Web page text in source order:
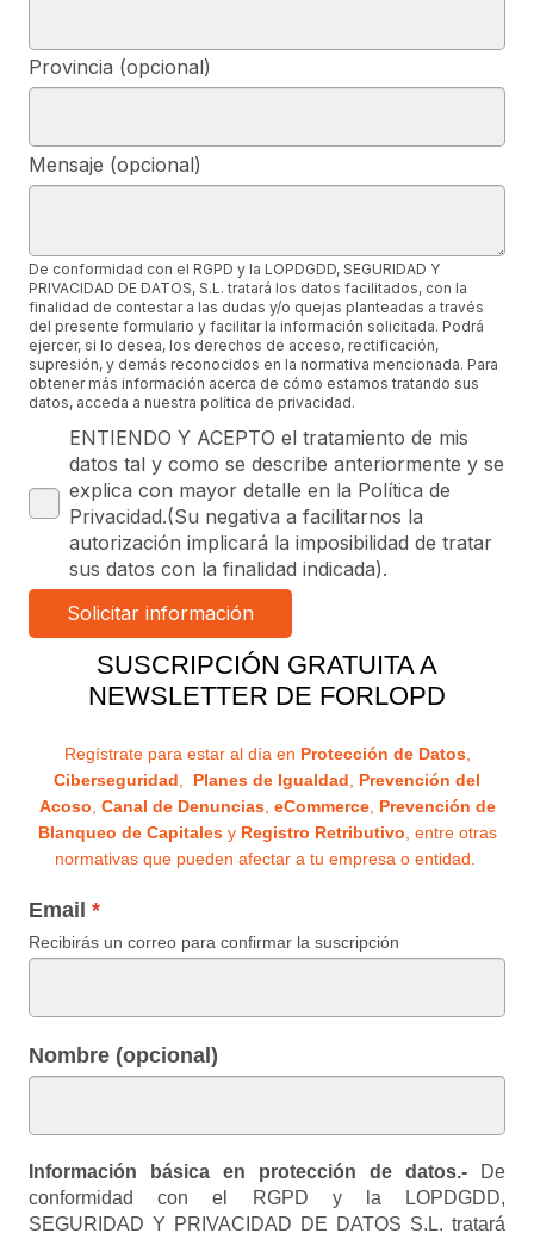
Provincia (opcional)
Mensaje (opcional)
De conformidad con el RGPD y la LOPDGDD, SEGURIDAD Y
PRIVACIDAD DE DATOS, S.L. tratará los datos facilitados, con la
finalidad de contestar a las dudas y/o quejas planteadas a través
del presente formulario y facilitar la información solicitada. Podrá
ejercer, si lo desea, los derechos de acceso, rectificación,
supresión, y demás reconocidos en la normativa mencionada. Para
obtener más información acerca de cómo estamos tratando sus
datos, acceda a nuestra política de privacidad.
ENTIENDO Y ACEPTO el tratamiento de mis
datos tal y como se describe anteriormente y se
explica con mayor detalle en la Política de
Privacidad.(Su negativa a facilitarnos la
autorización implicará la imposibilidad de tratar
sus datos con la finalidad indicada).
SUSCRIPCIÓN GRATUITA A
NEWSLETTER DE FORLOPD
Regístrate para estar al día en Protección de Datos,
Ciberseguridad, Planes de Igualdad, Prevención del
Acoso, Canal de Denuncias, eCommerce, Prevención de
Blanqueo de Capitalesy Registro Retributivo, entre otras
normativas que pueden afectar a tu empresa o entidad.
Email
Recibirás un correo para confirmar la suscripción
Nombre (opcional)
Información básica en protección de datos.- De
conformidad con el RGPD y la LOPDGDD,
SEGURIDAD Y PRIVACIDAD DE DATOS S.L. tratará